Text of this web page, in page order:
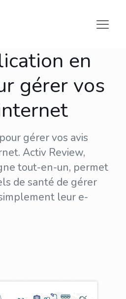
en
gérer vos
gérer vos avis
Activ Review,
tout-en-un, permet
de santé de gérer
leur e-